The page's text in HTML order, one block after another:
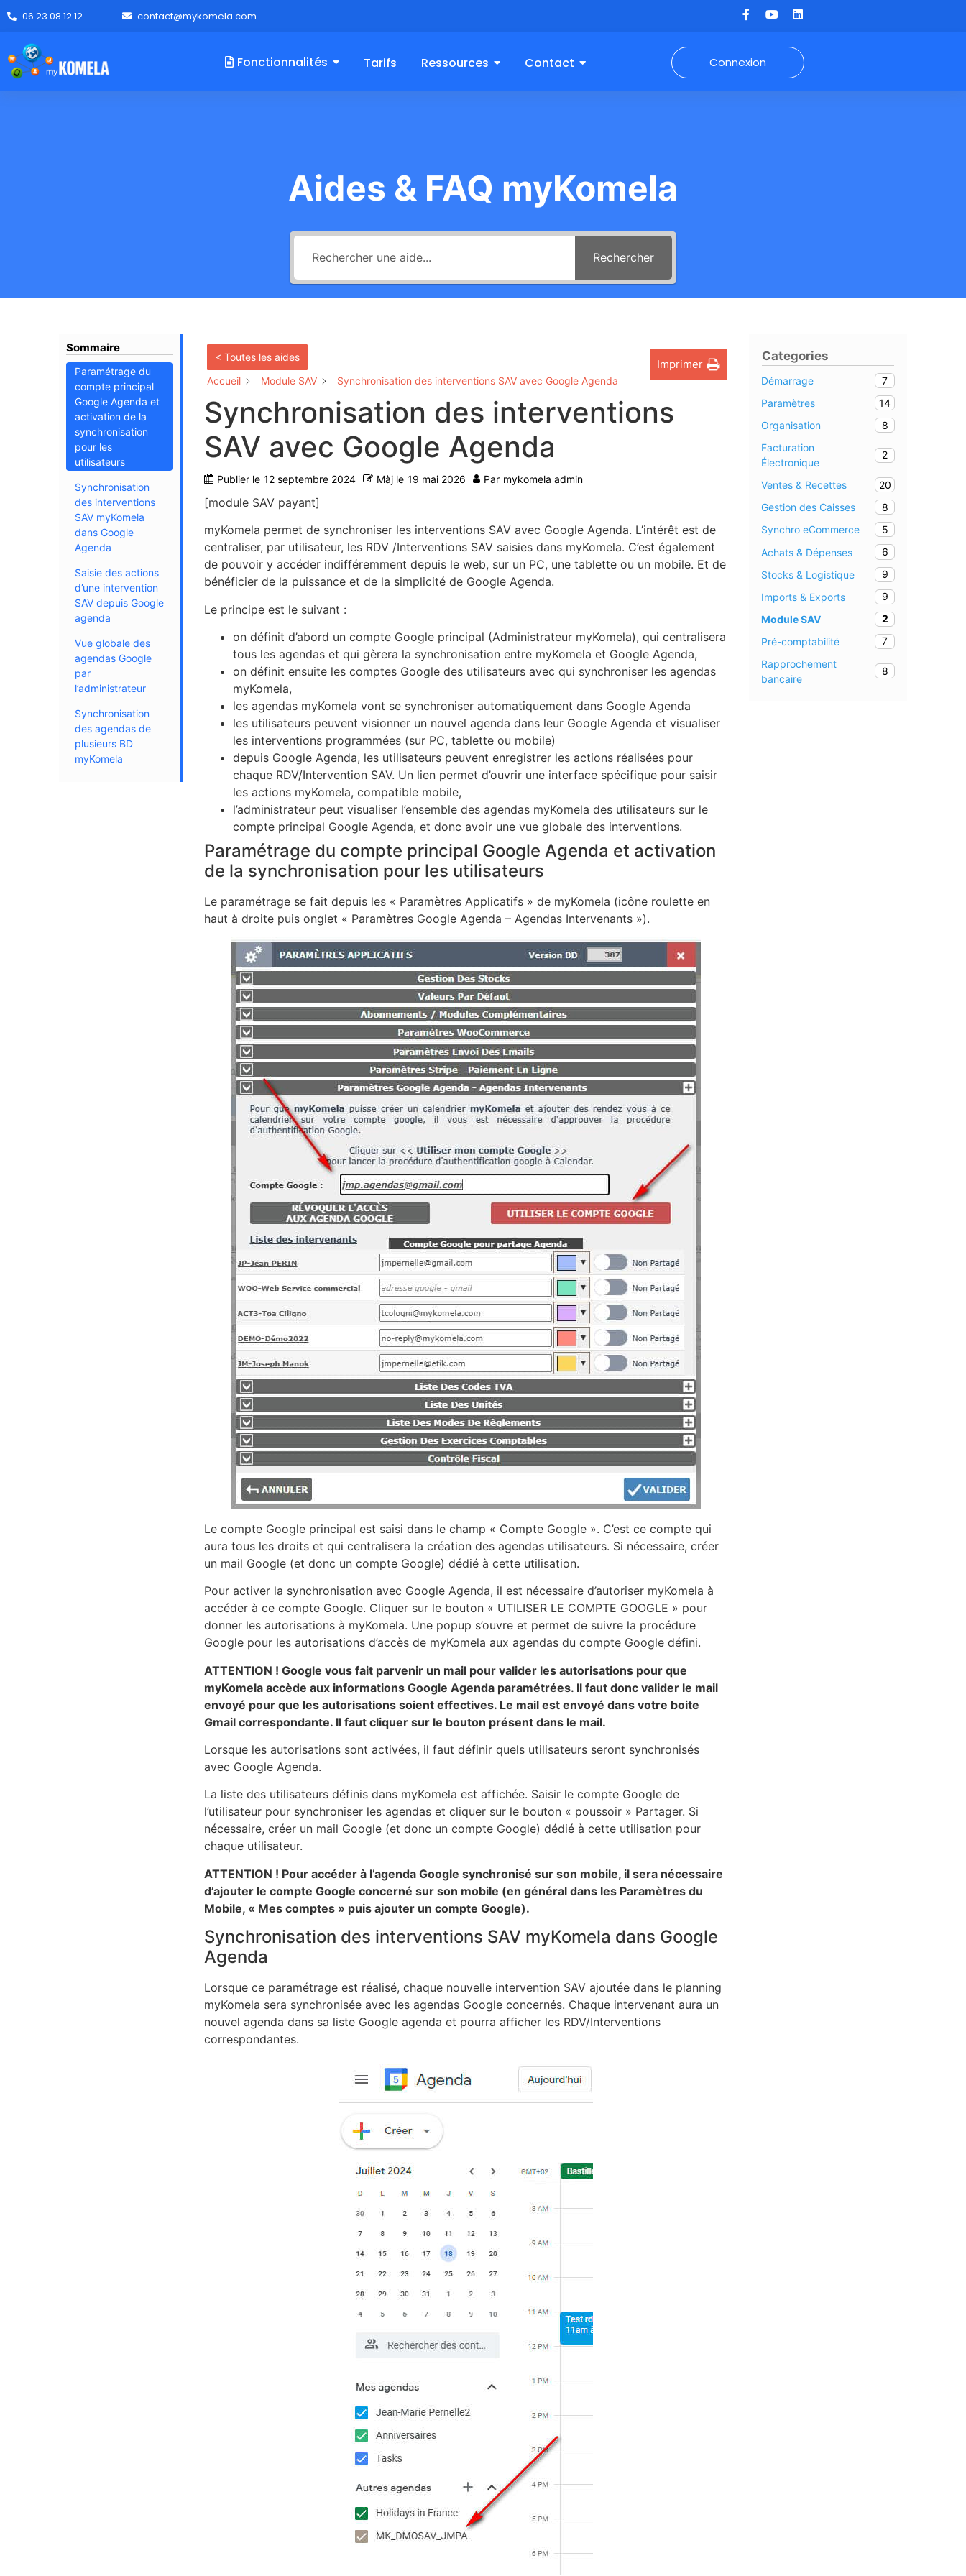
06 23 08 12 12 contact@mykomela.com
Fonctionnalités Tarifs Ressources Contact Connexion
Aides & FAQ myKomela
Rechercher
Sommaire
Paramétrage du
compte principal
Google Agenda et
activation de la
synchronisation
pour les
utilisateurs
Synchronisation
des interventions
SAV myKomela
dans Google
Agenda
Saisie des actions
d’une intervention
SAV depuis Google
agenda
Vue globale des
agendas Google
par
l’administrateur
Synchronisation
des agendas de
plusieurs BD
myKomela
< Toutes les aides
Accueil
Module SAV Synchronisation des interventions SAV avec Google Agenda
Imprimer
Synchronisation des interventions
SAV avec Google Agenda
Publier le 12 septembre 2024 Màj le 19 mai 2026 Par mykomela admin
[module SAV payant]
myKomela permet de synchroniser les interventions SAV avec Google Agenda. L’intérêt est de
centraliser, par utilisateur, les RDV /Interventions SAV saisies dans myKomela. C’est également
de pouvoir y accéder indifféremment depuis le web, sur un PC, une tablette ou un mobile. Et de
bénéficier de la puissance et de la simplicité de Google Agenda.
Le principe est le suivant :
on définit d’abord un compte Google principal (Administrateur myKomela), qui centralisera
tous les agendas et qui gèrera la synchronisation entre myKomela et Google Agenda,
on définit ensuite les comptes Google des utilisateurs avec qui synchroniser les agendas
myKomela,
les agendas myKomela vont se synchroniser automatiquement dans Google Agenda
les utilisateurs peuvent visionner un nouvel agenda dans leur Google Agenda et visualiser
les interventions programmées (sur PC, tablette ou mobile)
depuis Google Agenda, les utilisateurs peuvent enregistrer les actions réalisées pour
chaque RDV/Intervention SAV. Un lien permet d’ouvrir une interface spécifique pour saisir
les actions myKomela, compatible mobile,
l’administrateur peut visualiser l’ensemble des agendas myKomela des utilisateurs sur le
compte principal Google Agenda, et donc avoir une vue globale des interventions.
Paramétrage du compte principal Google Agenda et activation
de la synchronisation pour les utilisateurs
Le paramétrage se fait depuis les « Paramètres Applicatifs » de myKomela (icône roulette en
haut à droite puis onglet « Paramètres Google Agenda – Agendas Intervenants »).
Le compte Google principal est saisi dans le champ « Compte Google ». C’est ce compte qui
aura tous les droits et qui centralisera la création des agendas utilisateurs. Si nécessaire, créer
un mail Google (et donc un compte Google) dédié à cette utilisation.
Pour activer la synchronisation avec Google Agenda, il est nécessaire d’autoriser myKomela à
accéder à ce compte Google. Cliquer sur le bouton « UTILISER LE COMPTE GOOGLE » pour
donner les autorisations à myKomela. Une popup s’ouvre et permet de suivre la procédure
Google pour les autorisations d’accès de myKomela aux agendas du compte Google défini.
ATTENTION ! Google vous fait parvenir un mail pour valider les autorisations pour que
myKomela accède aux informations Google Agenda paramétrées. Il faut donc valider le mail
envoyé pour que les autorisations soient effectives. Le mail est envoyé dans votre boite
Gmail correspondante. Il faut cliquer sur le bouton présent dans le mail.
Lorsque les autorisations sont activées, il faut définir quels utilisateurs seront synchronisés
avec Google Agenda.
La liste des utilisateurs définis dans myKomela est affichée. Saisir le compte Google de
l’utilisateur pour synchroniser les agendas et cliquer sur le bouton « poussoir » Partager. Si
nécessaire, créer un mail Google (et donc un compte Google) dédié à cette utilisation pour
chaque utilisateur.
ATTENTION ! Pour accéder à l’agenda Google synchronisé sur son mobile, il sera nécessaire
d’ajouter le compte Google concerné sur son mobile (en général dans les Paramètres du
Mobile, « Mes comptes » puis ajouter un compte Google).
Synchronisation des interventions SAV myKomela dans Google
Agenda
Lorsque ce paramétrage est réalisé, chaque nouvelle intervention SAV ajoutée dans le planning
myKomela sera synchronisée avec les agendas Google concernés. Chaque intervenant aura un
nouvel agenda dans sa liste Google agenda et pourra afficher les RDV/Interventions
correspondantes.
Categories
Démarrage
7
Paramètres
14
Organisation
8
Facturation
Électronique
2
Ventes & Recettes
20
Gestion des Caisses
8
Synchro eCommerce
5
Achats & Dépenses
6
Stocks & Logistique
9
Imports & Exports
9
Module SAV
2
Pré-comptabilité
7
Rapprochement
bancaire
8